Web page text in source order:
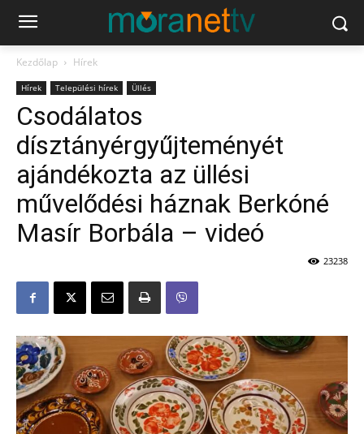
Kezdőlap Hírek
Hírek Települési hírek Üllés
Csodálatos
dísztányérgyűjteményét
ajándékozta az üllési
művelődési háznak Berkóné
Masír Borbála – videó
23238